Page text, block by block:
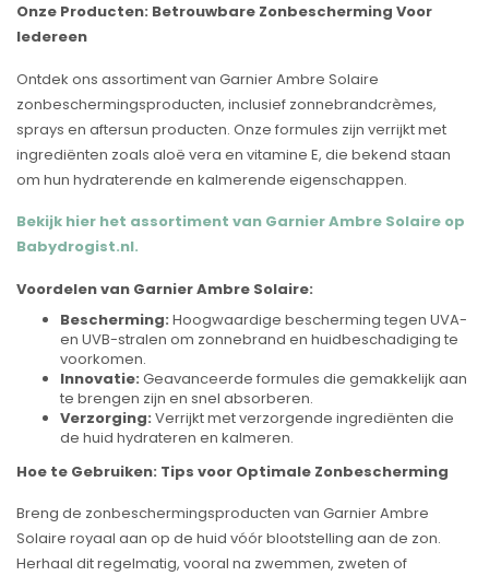
Onze Producten: Betrouwbare Zonbescherming Voor
Iedereen
Ontdek ons assortiment van Garnier Ambre Solaire
zonbeschermingsproducten, inclusief zonnebrandcrèmes,
sprays en aftersun producten. Onze formules zijn verrijkt met
ingrediënten zoals aloë vera en vitamine E, die bekend staan
om hun hydraterende en kalmerende eigenschappen.
Bekijk hier het assortiment van Garnier Ambre Solaire op
Babydrogist.nl.
Voordelen van Garnier Ambre Solaire:
Bescherming: Hoogwaardige bescherming tegen UVA-
en UVB-stralen om zonnebrand en huidbeschadiging te
voorkomen.
Innovatie: Geavanceerde formules die gemakkelijk aan
te brengen zijn en snel absorberen.
Verzorging: Verrijkt met verzorgende ingrediënten die
de huid hydrateren en kalmeren.
Hoe te Gebruiken: Tips voor Optimale Zonbescherming
Breng de zonbeschermingsproducten van Garnier Ambre
Solaire royaal aan op de huid vóór blootstelling aan de zon.
Herhaal dit regelmatig, vooral na zwemmen, zweten of